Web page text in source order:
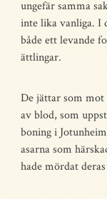
ungefär samma
inte lika vanliga. I
både ett levande
ättlingar.
De jättar som mot
av blod, som
boning i
asarna som
hade mördat